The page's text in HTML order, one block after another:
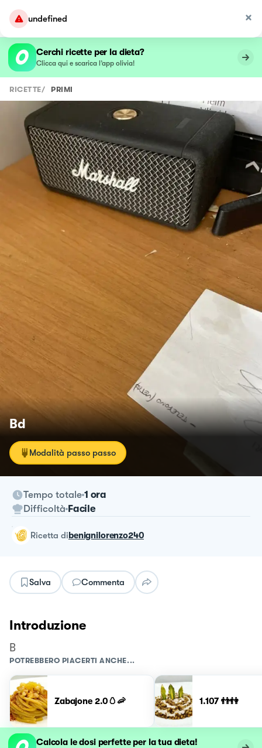
undefined
Cerchi ricette per la dieta?
Clicca qui e scarica l’app olivia!
RICETTE/ PRIMI
Bd
Modalità passo passo
Tempo totale 1 ora
Difficoltà Facile
ricetta dibenignilorenzo240
Salva Commenta
Introduzione
B
POTREBBERO PIACERTI ANCHE...
Zabajone 2.0🥚🦐 1.107 👬👫
Calcola le dosi perfette per la tua dieta!